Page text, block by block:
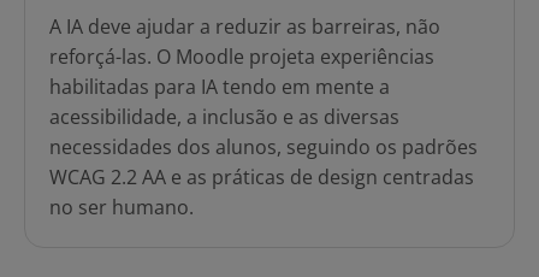
A IA deve ajudar a reduzir as barreiras, não
reforçá-las. O Moodle projeta experiências
habilitadas para IA tendo em mente a
acessibilidade, a inclusão e as diversas
necessidades dos alunos, seguindo os padrões
WCAG 2.2 AA e as práticas de design centradas
no ser humano.